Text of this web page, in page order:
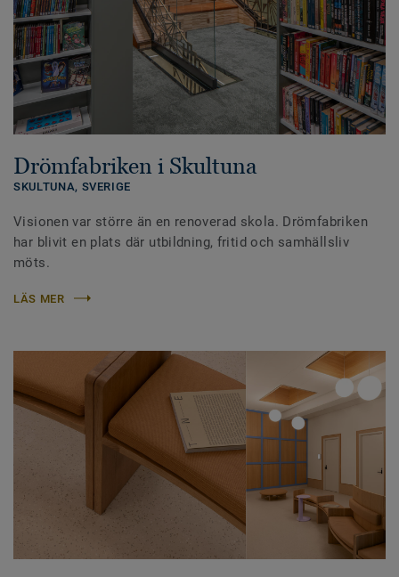
Drömfabriken i Skultuna
SKULTUNA, SVERIGE
Visionen var större än en renoverad skola. Drömfabriken
har blivit en plats där utbildning, fritid och samhällsliv
möts.
LÄS MER